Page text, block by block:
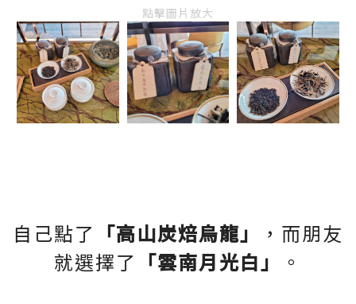
點擊圖片放大
自己點了 「高山炭焙烏龍」
，而朋友
就選擇了 「雲南月光白」 。